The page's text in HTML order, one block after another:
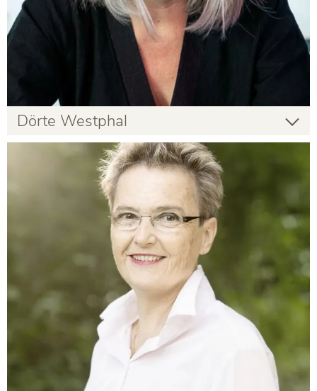
Dörte Westphal
Gastlehrende
Infos zur Person
Dörte Westphal